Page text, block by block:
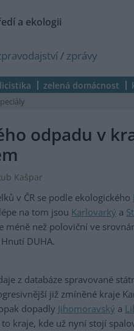
a ekologii
/ zprávy
zelená domácnost
odpadu v
Kašpar
v ČR se podle ekologického
na tom jsou Karlovarký a
méně než poloviční ve
DUHA.
z databáze spravované
již zmíněné kraje
dopadly Jihomoravský a
kraje, kde už nyní stojí